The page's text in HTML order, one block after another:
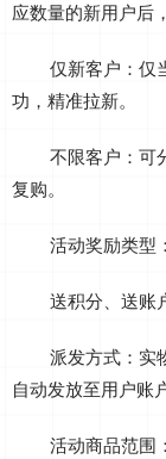
应数量的新用户后
仅新客户：仅
功，精准拉新。
不限客户：可
复购。
活动奖励类型
送积分、送账
派发方式：实
自动发放至用户账户
活动商品范围